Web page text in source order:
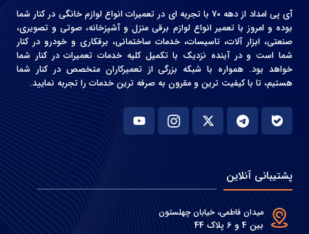
آی پی امداد از دهه 70 با تجربه ای در تعمیرات انواع لوازم خانگی در کنار شما
بوده و امروز با تعمیر انواع لوازم برقی منزل و آشپزخانه، صوتی و‌ تصویری،
صنعتی، ابزار آلات، تاسیسات، خدمات ساختمانی، برقکاری و خودرو در کنار
شما است و در آینده نزدیک با تکمیل کلیه خدمات تعمیرات در کنار شما
خواهد بود. همواره با شبکه بزرگی از تعمیرکاران متخصص در کنار شما
هستیم، تا با کیفیت ترین و مقرون به صرفه ترین خدمات را تجربه نمایید.
پشتیبانی آنلاین
میدان فاطمی، خیابان چهلستون
بین 4 و 6 پلاک 44